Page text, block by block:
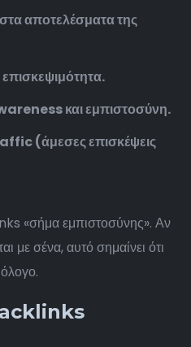
αποτελέσματα της
και εμπιστοσύνη.
(άμεσες επισκέψεις
«σήμα εμπιστοσύνης». Αν
με σένα, αυτό σημαίνει ότι